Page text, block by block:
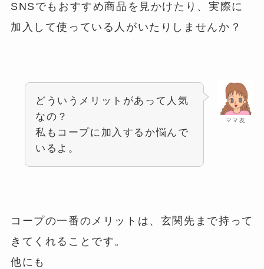
SNSでもおすすめ商品を見かけたり、実際に
加入して使っている人がいたりしませんか？
ママ友
どういうメリットがあって人気
なの？
私もコープに加入するか悩んで
いるよ。
コープの一番のメリットは、玄関先まで持って
きてくれることです。
他にも